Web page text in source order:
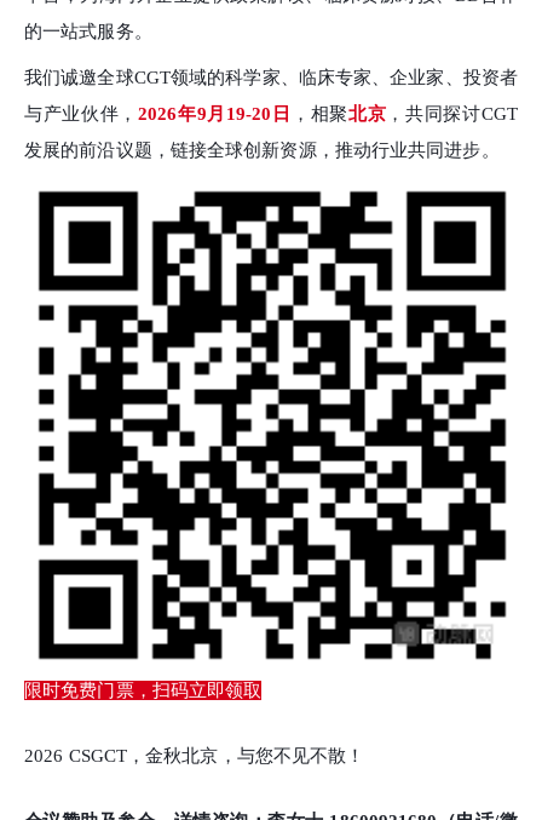
的一站式服务。
我们诚邀全球CGT领域的科学家、临床专家、企业家、投资者
与产业伙伴，2026年9月19-20日 ，相聚北京 ，共同探讨CGT
发展的前沿议题，链接全球创新资源，推动行业共同进步。
限时免费门票，扫码立即领取
2026 CSGCT，金秋北京，与您不见不散！